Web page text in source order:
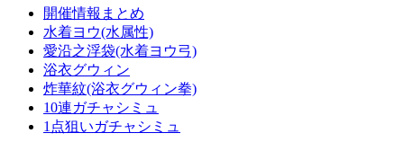
開催情報まとめ
水着ヨウ(水属性)
愛沿之浮袋(水着ヨウ弓)
浴衣グウィン
炸華紋(浴衣グウィン拳)
10連ガチャシミュ
1点狙いガチャシミュ